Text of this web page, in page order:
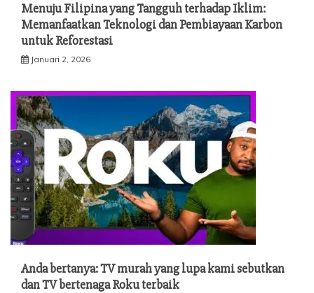
Menuju Filipina yang Tangguh terhadap Iklim:
Memanfaatkan Teknologi dan Pembiayaan Karbon
untuk Reforestasi
Januari 2, 2026
Anda bertanya: TV murah yang lupa kami sebutkan
dan TV bertenaga Roku terbaik